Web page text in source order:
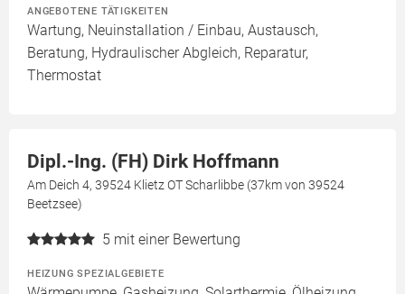
ANGEBOTENE TÄTIGKEITEN
Wartung, Neuinstallation / Einbau, Austausch,
Beratung, Hydraulischer Abgleich, Reparatur,
Thermostat
Dipl.-Ing. (FH) Dirk Hoffmann
Am Deich 4, 39524 Klietz OT Scharlibbe (37km von 39524
Beetzsee)
5 mit einer Bewertung
HEIZUNG SPEZIALGEBIETE